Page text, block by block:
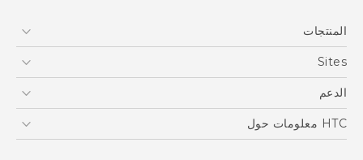
المنتجات
5G
EXODUS
Sites
HTC Dev
الدعم
الدعم
HTC معلومات حول